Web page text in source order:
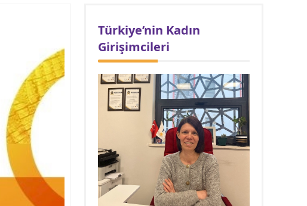
Türkiye’nin Kadın
Girişimcileri